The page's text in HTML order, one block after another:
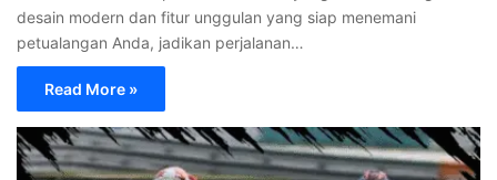
desain modern dan fitur unggulan yang siap menemani
petualangan Anda, jadikan perjalanan…
Read More »